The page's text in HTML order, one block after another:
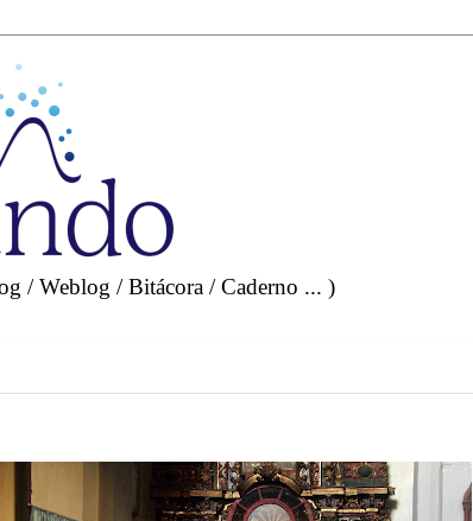
/ Weblog / Bitácora / Caderno ... )